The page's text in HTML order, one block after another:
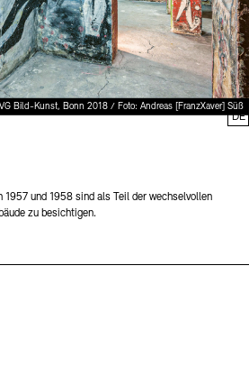
Bild-Kunst, Bonn 2018 / Foto: Andreas [FranzXaver] Süß
1957 und 1958 sind als Teil der wechselvollen
zu besichtigen.
DE